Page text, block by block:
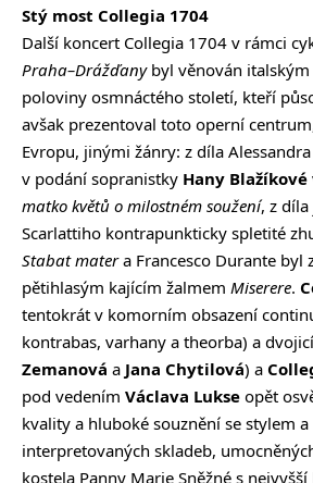
Stý most Collegia 1704
Další koncert Collegia 1704 v rámci
Praha–Drážďanybyl věnován
poloviny osmnáctého století, kteří
avšak prezentoval toto operní
Evropu, jinými žánry: z díla
v podání sopranistky Hany Blažíkové
matko květů o milostném soužení, z
Scarlattiho kontrapunkticky spletité
Stabat matera Francesco Durante byl
pětihlasým kajícím žalmem Miserere.
tentokrát v komorním obsazení
kontrabas, varhany a theorba) a
Zemanová a Jana Chytilová) a
pod vedením Václava Lukse opět
kvality a hluboké souznění se stylem
interpretovaných skladeb,
kostela Panny Marie Sněžné s